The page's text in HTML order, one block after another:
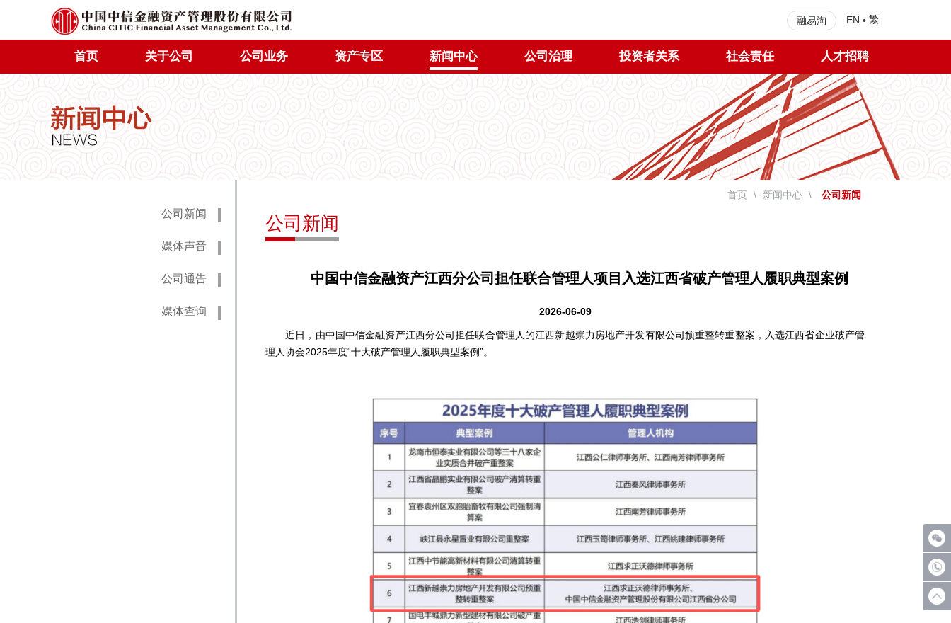
融易淘 EN • 繁
首页 关于公司 公司业务 资产专区 新闻中心 公司治理 投资者关系 社会责任 人才招聘
公司新闻
媒体声音
公司通告
媒体查询
首页 \ 新闻中心 \ 公司新闻
公司新闻
中国中信金融资产江西分公司担任联合管理人项目入选江西省破产管理人履职典型案例
2026-06-09
近日，由中国中信金融资产江西分公司担任联合管理人的江西新越崇力房地产开发有限公司预重整转重整案，入选江西省企业破产管
理人协会2025年度“十大破产管理人履职典型案例”。